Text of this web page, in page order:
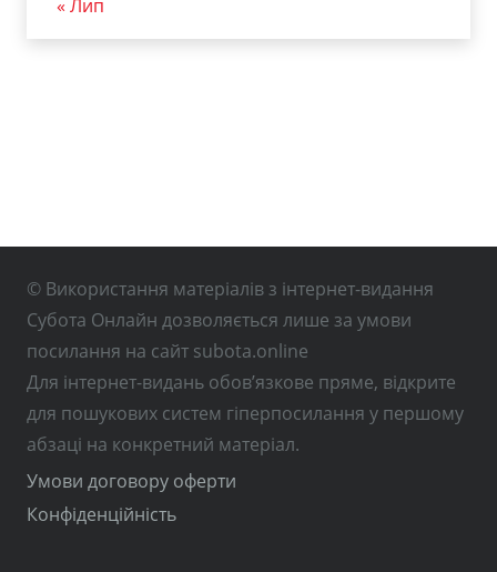
« Лип
© Використання матеріалів з інтернет-видання
Субота Онлайн дозволяється лише за умови
посилання на сайт subota.online
Для інтернет-видань обов’язкове пряме, відкрите
для пошукових систем гіперпосилання у першому
абзаці на конкретний матеріал.
Умови договору оферти
Конфіденційність